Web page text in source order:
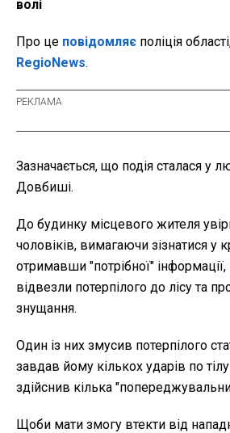
волі
Про це повідомляє поліція
RegioNews.
Зазначається, що подія сталася у
Довбиші.
До будинку місцевого жителя
чоловіків, вимагаючи зізнатися у
отримавши "потрібної"
відвезли потерпілого до лісу та
знущання.
Один із них змусив потерпілого
завдав йому кількох ударів по
здійснив кілька
Щоби мати змогу втекти від